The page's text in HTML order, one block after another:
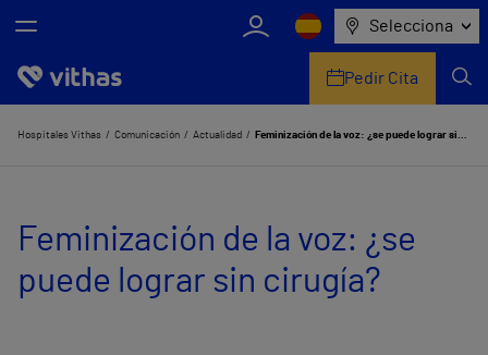
Selecciona
Nosotros
Servicios de salud
Equipo médico y asistencial
Pedir Cita
Hospitales Vithas Comunicación Actualidad Feminización de la voz: ¿se puede lograr sin cirugía?
Feminización de la voz: ¿se
puede lograr sin cirugía?